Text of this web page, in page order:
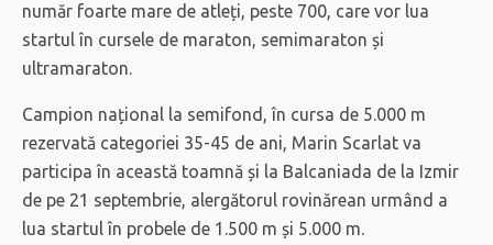
număr foarte mare de atleți, peste 700, care vor lua
startul în cursele de maraton, semimaraton și
ultramaraton.
Campion național la semifond, în cursa de 5.000 m
rezervată categoriei 35-45 de ani, Marin Scarlat va
participa în această toamnă și la Balcaniada de la Izmir
de pe 21 septembrie, alergătorul rovinărean urmând a
lua startul în probele de 1.500 m și 5.000 m.